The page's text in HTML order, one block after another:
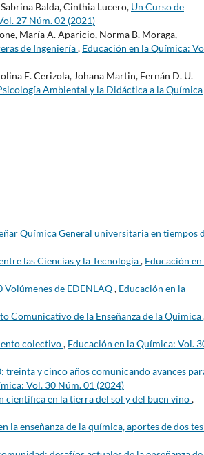
Balda, Cinthia Lucero, Un Curso de
27 Núm. 02 (2021)
María A. Aparicio, Norma B. Moraga,
de Ingeniería, Educación en la Química:
E. Cerizola, Johana Martin, Fernán D. U.
Ambiental y la Didáctica a la Química
Química General universitaria en tiempos
las Ciencias y la Tecnología, Educación en
Volúmenes de EDENLAQ, Educación en la
Comunicativo de la Enseñanza de la Química
colectivo, Educación en la Química: Vol.
treinta y cinco años comunicando avances
Vol. 30 Núm. 01 (2024)
científica en la tierra del sol y del buen vino,
la enseñanza de la química, aportes de dos